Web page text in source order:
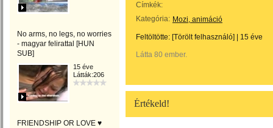
No arms, no legs, no worries
- magyar felirattal [HUN
SUB]
15 éve
Látták:206
FRIENDSHIP OR LOVE ♥
Címkék:
Kategória: Mozi, animáció
Feltöltötte: [Törölt felhasználó] 15 éve
Látta 80 ember.
Értékeld!